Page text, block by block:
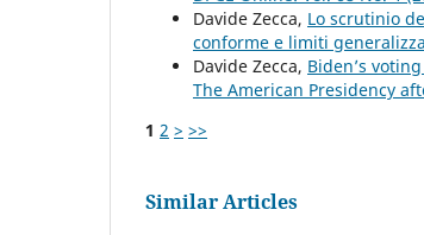
Davide Zecca, Lo scrutinio
conforme e limiti
Davide Zecca, Biden’s
The American Presidency
1 2 > >>
Similar Articles